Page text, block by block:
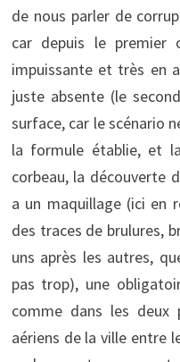
de nous parler de
car depuis le premier
impuissante et très en
juste absente (le
surface, car le scénario
la formule établie, et
corbeau, la découverte
a un maquillage (ici en
des traces de brulures,
uns après les autres,
pas trop), une
comme dans les deux
aériens de la ville entre